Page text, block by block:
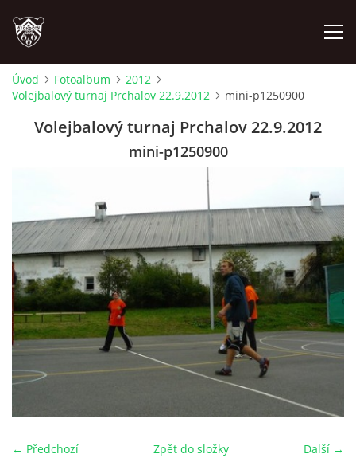
ÚVOD
NOVINKY
FOTOALBUM
VIDEA
INTERNÍ SEKCE
Úvod Fotoalbum
2012
Volejbalový turnaj Prchalov 22.9.2012
mini-p1250900
Volejbalový turnaj Prchalov 22.9.2012
mini-p1250900
← Předchozí Další →
Zpět do složky